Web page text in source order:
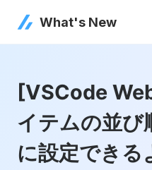
What's New
[VSCode
イテムの並び
に設定できる